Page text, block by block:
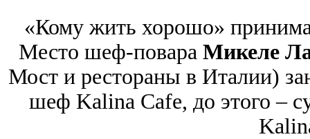
«Кому жить хорошо»
Место шеф-повара Микеле
Мост и рестораны в Италии)
шеф Kalina Сafe, до этого ‒